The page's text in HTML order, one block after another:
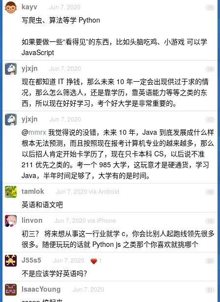
15
kayv Jun 7, 2020
写爬虫、算法等学 Python
如果要做一些“看得见”的东西，比如头脑吃鸡、小游戏 可以学
JavaScript
16
yjxjn Jun 7, 2020
现在都知道 IT 挣钱，那么未来 10 年一定会出现供过于求的情
况，那么怎么筛选人，还是靠学历，靠英语能力等等之类的东
西，所以现在好好学习，考个好大学是非常重要的。
17
yjxjn Jun 7, 2020
@mmrx 我觉得说的没错，未来 10 年，Java 到底发展成什么样
根本无法预测，而且按照现在报考计算机专业的越来越多，那么
以后招人肯定开始卡学历了，现在只卡本科 CS，以后说不准
211 优先之类的。考一个 985 大学，这玩意才是硬通货，学习
Java，半年时间足够了，大学有的是时间。
18
tamlok Jun 7, 2020 via Android
英语和语文吧
19
linvon Jun 7, 2020 via iPhone
初三？ 将来想从事这一行业就学 c，你会比别人起跑线领先很多
很多。随便玩玩的话就 Python js 之类那个你喜欢就挑哪个
20
J55s5 Jun 7, 2020 1
不是应该学好英语吗？
21
IsaacYoung Jun 7, 2020